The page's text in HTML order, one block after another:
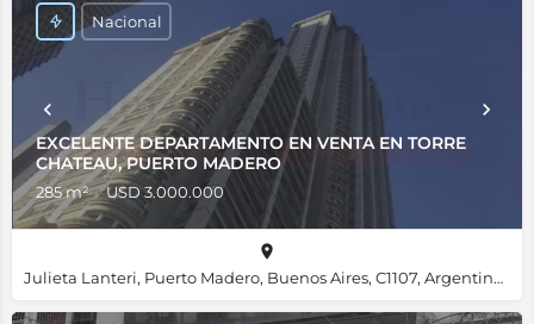
EXCELENTE DEPARTAMENTO EN VENTA EN TORRE
CHATEAU, PUERTO MADERO
285 m² USD 3.000.000
Nacional
Julieta Lanteri, Puerto Madero, Buenos Aires, C1107, Argentina, -34.61356, -58.36019